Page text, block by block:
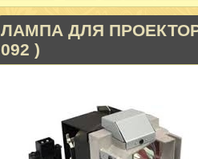
ЛАМПА ДЛЯ ПРОЕКТОРА
092 )